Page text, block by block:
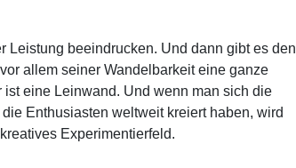
Leistung beeindrucken. Und dann gibt es den
allem seiner Wandelbarkeit eine ganze
eine Leinwand. Und wenn man sich die
Enthusiasten weltweit kreiert haben, wird
Experimentierfeld.